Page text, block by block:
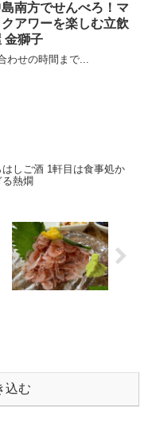
南方でせんべろ！マ
アワーを楽しむ立飲
金獅子
わせの時間まで...
しご酒 1軒目は食事処か
熱燗
込む